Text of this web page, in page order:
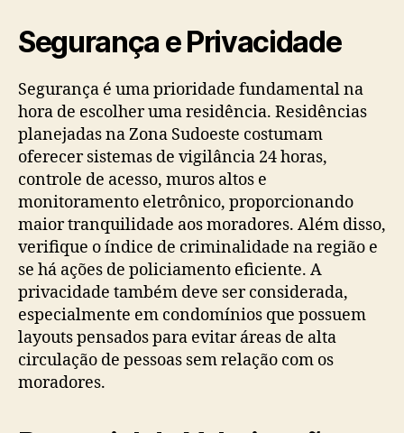
Segurança e Privacidade
Segurança é uma prioridade fundamental na
hora de escolher uma residência. Residências
planejadas na Zona Sudoeste costumam
oferecer sistemas de vigilância 24 horas,
controle de acesso, muros altos e
monitoramento eletrônico, proporcionando
maior tranquilidade aos moradores. Além disso,
verifique o índice de criminalidade na região e
se há ações de policiamento eficiente. A
privacidade também deve ser considerada,
especialmente em condomínios que possuem
layouts pensados para evitar áreas de alta
circulação de pessoas sem relação com os
moradores.